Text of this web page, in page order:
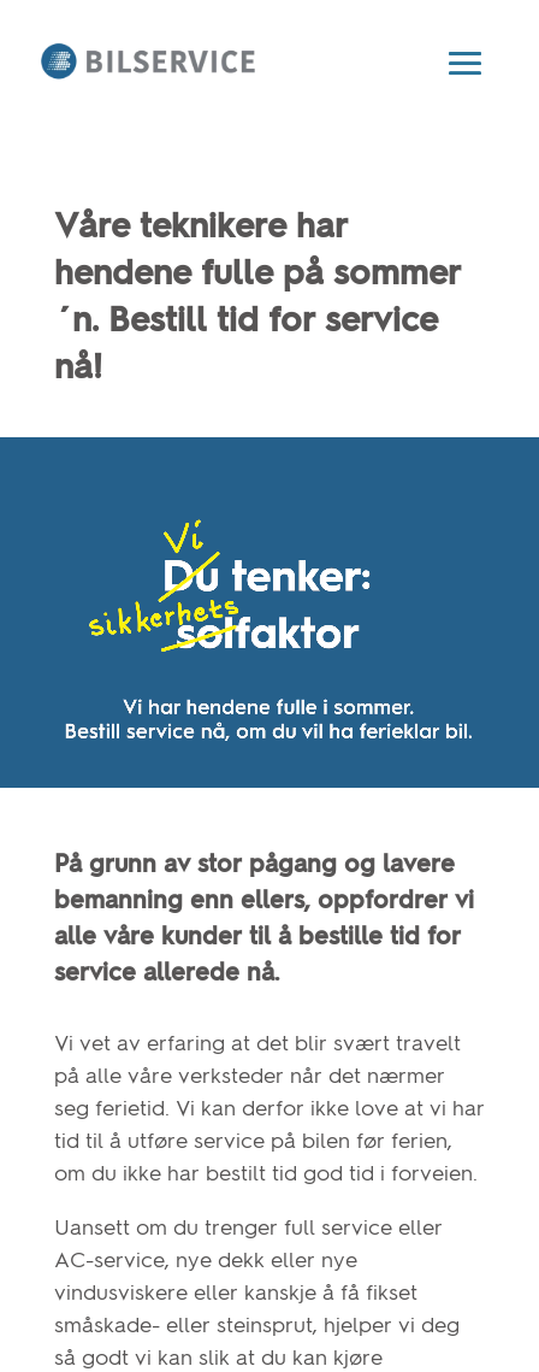
Våre teknikere har
hendene fulle på sommer
´n. Bestill tid for service
nå!
På grunn av stor pågang og lavere
bemanning enn ellers, oppfordrer vi
alle våre kunder til å bestille tid for
service allerede nå.
Vi vet av erfaring at det blir svært travelt
på alle våre verksteder når det nærmer
seg ferietid. Vi kan derfor ikke love at vi har
tid til å utføre service på bilen før ferien,
om du ikke har bestilt tid god tid i forveien.
Uansett om du trenger full service eller
AC-service, nye dekk eller nye
vindusviskere eller kanskje å få fikset
småskade- eller steinsprut, hjelper vi deg
så godt vi kan slik at du kan kjøre